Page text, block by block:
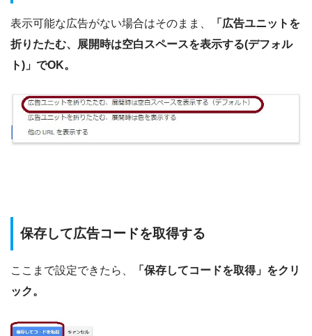
表示可能な広告がない場合はそのまま、
「広告ユニットを
折りたたむ、展開時は空白スペースを表示する(デフォル
ト)」でOK。
保存して広告コードを取得する
ここまで設定できたら、
「保存してコードを取得」をクリ
ック。